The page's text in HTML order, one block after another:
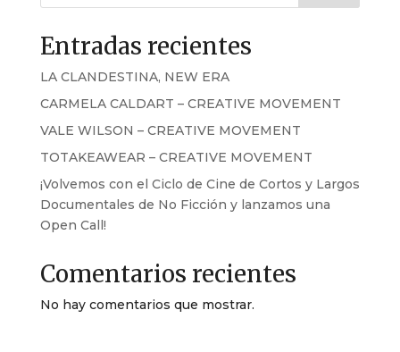
Entradas recientes
LA CLANDESTINA, NEW ERA
CARMELA CALDART – CREATIVE MOVEMENT
VALE WILSON – CREATIVE MOVEMENT
TOTAKEAWEAR – CREATIVE MOVEMENT
¡Volvemos con el Ciclo de Cine de Cortos y Largos
Documentales de No Ficción y lanzamos una
Open Call!
Comentarios recientes
No hay comentarios que mostrar.